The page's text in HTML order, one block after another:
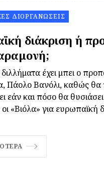
ΔΙΟΡΓΑΝΏΣΕΙΣ
διάκριση ή
έχει μπει ο
Πάολο Βανόλι, καθώς θα
εάν και πόσο θα
«Βιόλα» για ευρωπαϊκή